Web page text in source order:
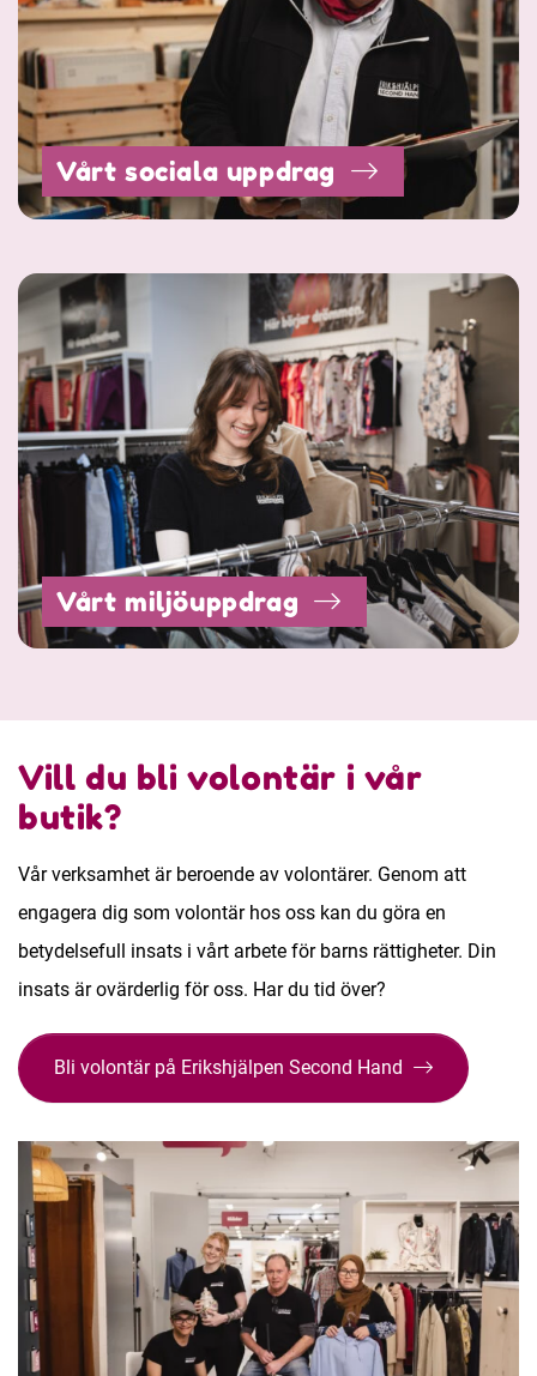
Vårt sociala uppdrag
Vårt miljöuppdrag
Vill du bli volontär i vår
butik?
Vår verksamhet är beroende av volontärer. Genom att
engagera dig som volontär hos oss kan du göra en
betydelsefull insats i vårt arbete för barns rättigheter. Din
insats är ovärderlig för oss. Har du tid över?
Bli volontär på Erikshjälpen Second Hand